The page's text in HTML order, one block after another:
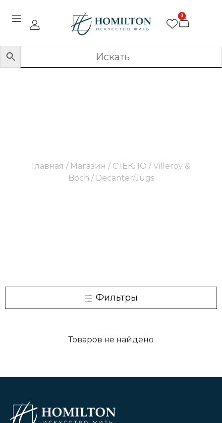
0
Главная / Магазин / СТЕКЛО /Villeroy &
Boch / Decanter/Jugs
Фильтры
Товаров не найдено